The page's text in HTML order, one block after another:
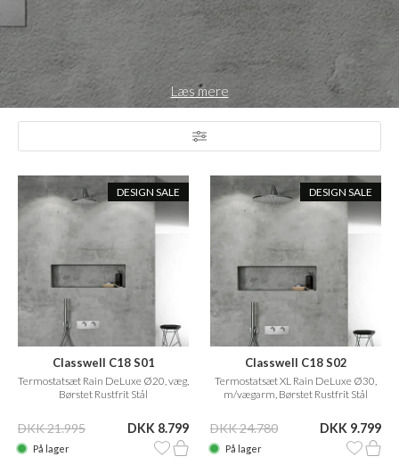
Læs mere
DESIGN SALE
Classwell C18 S01
Termostatsæt Rain DeLuxe Ø20, væg,
Børstet Rustfrit Stål
DKK 21.995 DKK 8.799
På lager
DESIGN SALE
Classwell C18 S02
Termostatsæt XL Rain DeLuxe Ø30,
m/vægarm, Børstet Rustfrit Stål
DKK 24.780 DKK 9.799
På lager